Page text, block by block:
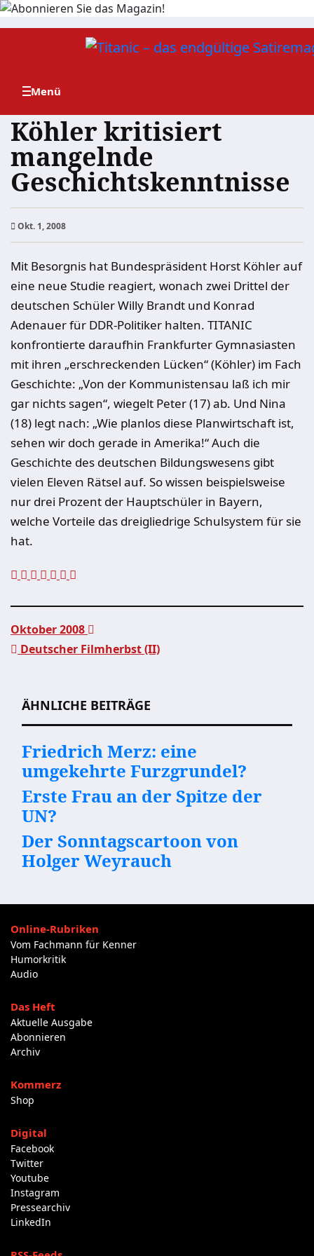
Zum
Köhler kritisiert
mangelnde
Geschichtskenntnisse
Okt. 1, 2008
Mit Besorgnis hat Bundespräsident Horst Köhler auf
eine neue Studie reagiert, wonach zwei Drittel der
deutschen Schüler Willy Brandt und Konrad
Adenauer für DDR-Politiker halten. TITANIC
konfrontierte daraufhin Frankfurter Gymnasiasten
mit ihren „erschreckenden Lücken“ (Köhler) im Fach
Geschichte: „Von der Kommunistensau laß ich mir
gar nichts sagen“, wiegelt Peter (17) ab. Und Nina
(18) legt nach: „Wie planlos diese Planwirtschaft ist,
sehen wir doch gerade in Amerika!“ Auch die
Geschichte des deutschen Bildungswesens gibt
vielen Eleven Rätsel auf. So wissen beispielsweise
nur drei Prozent der Hauptschüler in Bayern,
welche Vorteile das dreigliedrige Schulsystem für sie
hat.
Oktober 2008
Deutscher Filmherbst (II)
ÄHNLICHE BEITRÄGE
Friedrich Merz: eine
umgekehrte Furzgrundel?
Erste Frau an der Spitze der
UN?
Der Sonntagscartoon von
Holger Weyrauch
Online-Rubriken
Vom Fachmann für Kenner
Humorkritik
Audio
Das Heft
Aktuelle Ausgabe
Abonnieren
Archiv
Kommerz
Shop
Digital
Facebook
Twitter
Youtube
Instagram
Pressearchiv
LinkedIn